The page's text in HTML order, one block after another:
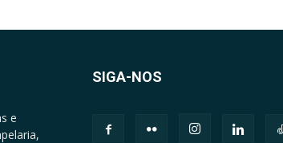
e
SIGA-NOS